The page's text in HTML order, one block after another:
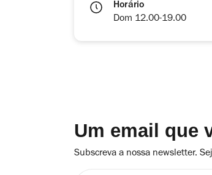
Horário
Dom 12.00-19.00
Um email que
Subscreva a nossa newsletter.